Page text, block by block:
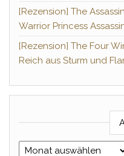
[Rezension] The
Warrior Princess
[Rezension] The Four
Reich aus Sturm und
Archiv